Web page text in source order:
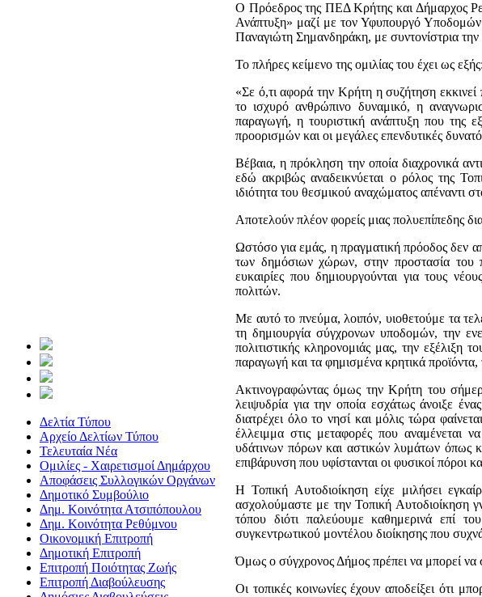
Δελτία Τύπου
Αρχείο Δελτίων Τύπου
Τελευταία Νέα
Ομιλίες - Χαιρετισμοί Δημάρχου
Αποφάσεις Συλλογικών Οργάνων
Δημοτικό Συμβούλιο
Δημ. Κοινότητα Ατσιπόπουλου
Δημ. Κοινότητα Ρεθύμνου
Οικονομική Επιτροπή
Δημοτική Επιτροπή
Επιτροπή Ποιότητας Ζωής
Επιτροπή Διαβούλευσης
Ο Πρόεδρος της ΠΕΔ Κρήτης και Δήμαρχος
Ανάπτυξη» μαζί με τον Υφυπουργό
Παναγιώτη Σημανδηράκη, με συντονίστρια
To πλήρες κείμενο της ομιλίας του έχει ως εξής:
«Σε ό,τι αφορά την Κρήτη η συζήτηση εκκινεί
το ισχυρό ανθρώπινο δυναμικό, η
παραγωγή, η τουριστική ανάπτυξη που της
προορισμών και οι μεγάλες επενδυτικές
Βέβαια, η πρόκληση την οποία διαχρονικά
εδώ ακριβώς αναδεικνύεται ο ρόλος της
ιδιότητα του θεσμικού αναχώματος απέναντι
Αποτελούν πλέον φορείς μιας πολυεπίπεδης
Ωστόσο για εμάς, η πραγματική πρόοδος δεν
των δημόσιων χώρων, στην προστασία του
ευκαιρίες που δημιουργούνται για τους
πολιτών.
Με αυτό το πνεύμα, λοιπόν, υιοθετούμε τα
τη δημιουργία σύγχρονων υποδομών, την
πολιτιστικής κληρονομιάς μας, την εξέλιξη
παραγωγή και τα φημισμένα κρητικά προϊόντα,
Ακτινογραφώντας όμως την Κρήτη του
λειψυδρία για την οποία εσχάτως άνοιξε
διατρέχει όλο το νησί και μόλις τώρα
έλλειμμα στις μεταφορές που αναμένεται
υδάτινων πόρων και αστικών λυμάτων όπως
επιβάρυνση που υφίστανται οι φυσικοί πόροι
Η Τοπική Αυτοδιοίκηση είχε μιλήσει
ασχολούμαστε με την Τοπική Αυτοδιοίκηση
τόπου διότι παλεύουμε καθημερινά επί
συγκεντρωτικού μοντέλου διοίκησης που συχνά
Όμως ο σύγχρονος Δήμος πρέπει να μπορεί να
Οι τοπικές κοινωνίες έχουν αποδείξει ότι